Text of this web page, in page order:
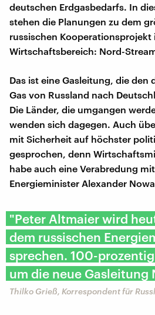
deutschen Erdgasbedarfs. In
stehen die Planungen zu dem
russischen Kooperationsprojekt
Wirtschaftsbereich: Nord-
Das ist eine Gasleitung, die den
Gas von Russland nach
Die Länder, die umgangen
wenden sich dagegen. Auch
mit Sicherheit auf höchster
gesprochen, denn
habe auch eine Verabredung
Energieminister Alexander
"Peter Altmaier wird
dem russischen
sprechen. 100-
um die neue Gasleitung
Thilko Grieß, Korrespondent für